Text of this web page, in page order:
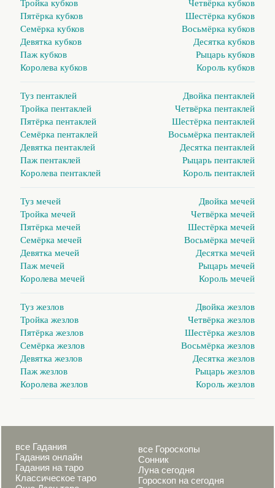
Тройка кубков
Четвёрка кубков
Пятёрка кубков
Шестёрка кубков
Семёрка кубков
Восьмёрка кубков
Девятка кубков
Десятка кубков
Паж кубков
Рыцарь кубков
Королева кубков
Король кубков
Туз пентаклей
Двойка пентаклей
Тройка пентаклей
Четвёрка пентаклей
Пятёрка пентаклей
Шестёрка пентаклей
Семёрка пентаклей
Восьмёрка пентаклей
Девятка пентаклей
Десятка пентаклей
Паж пентаклей
Рыцарь пентаклей
Королева пентаклей
Король пентаклей
Туз мечей
Двойка мечей
Тройка мечей
Четвёрка мечей
Пятёрка мечей
Шестёрка мечей
Семёрка мечей
Восьмёрка мечей
Девятка мечей
Десятка мечей
Паж мечей
Рыцарь мечей
Королева мечей
Король мечей
Туз жезлов
Двойка жезлов
Тройка жезлов
Четвёрка жезлов
Пятёрка жезлов
Шестёрка жезлов
Семёрка жезлов
Восьмёрка жезлов
Девятка жезлов
Десятка жезлов
Паж жезлов
Рыцарь жезлов
Королева жезлов
Король жезлов
все Гадания
Гадания онлайн
Гадания на таро
Классическое таро
все Гороскопы
Сонник
Луна сегодня
Гороскоп на сегодня